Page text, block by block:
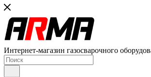
Интернет-магазин газосварочного